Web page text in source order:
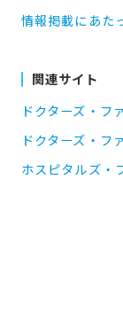
情報掲載にあた
関連サイト
ドクターズ・フ
ドクターズ・フ
ホスピタルズ・